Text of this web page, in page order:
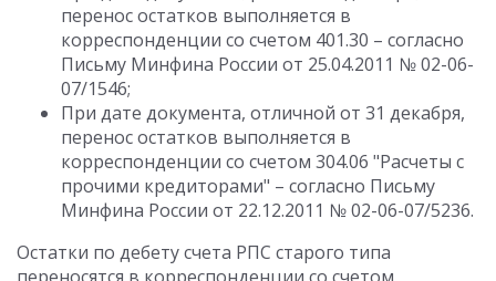
перенос остатков выполняется в
корреспонденции со счетом 401.30 – согласно
Письму Минфина России от 25.04.2011 № 02-06-
07/1546;
При дате документа, отличной от 31 декабря,
перенос остатков выполняется в
корреспонденции со счетом 304.06 "Расчеты с
прочими кредиторами" – согласно Письму
Минфина России от 22.12.2011 № 02-06-07/5236.
Остатки по дебету счета РПС старого типа